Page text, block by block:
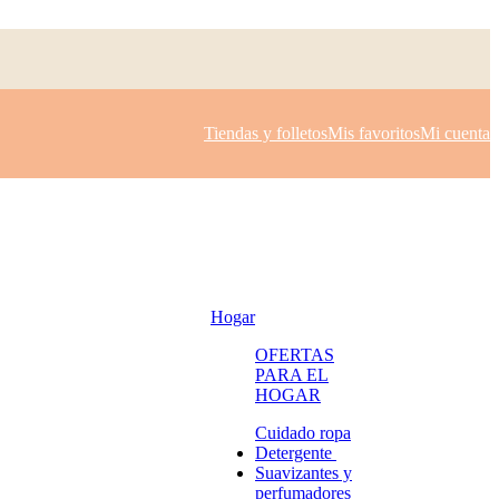
Tiendas y folletosMis favoritosMi cuenta
Hogar
OFERTAS
PARA EL
HOGAR
Cuidado ropa
Detergente
Suavizantes y
perfumadores